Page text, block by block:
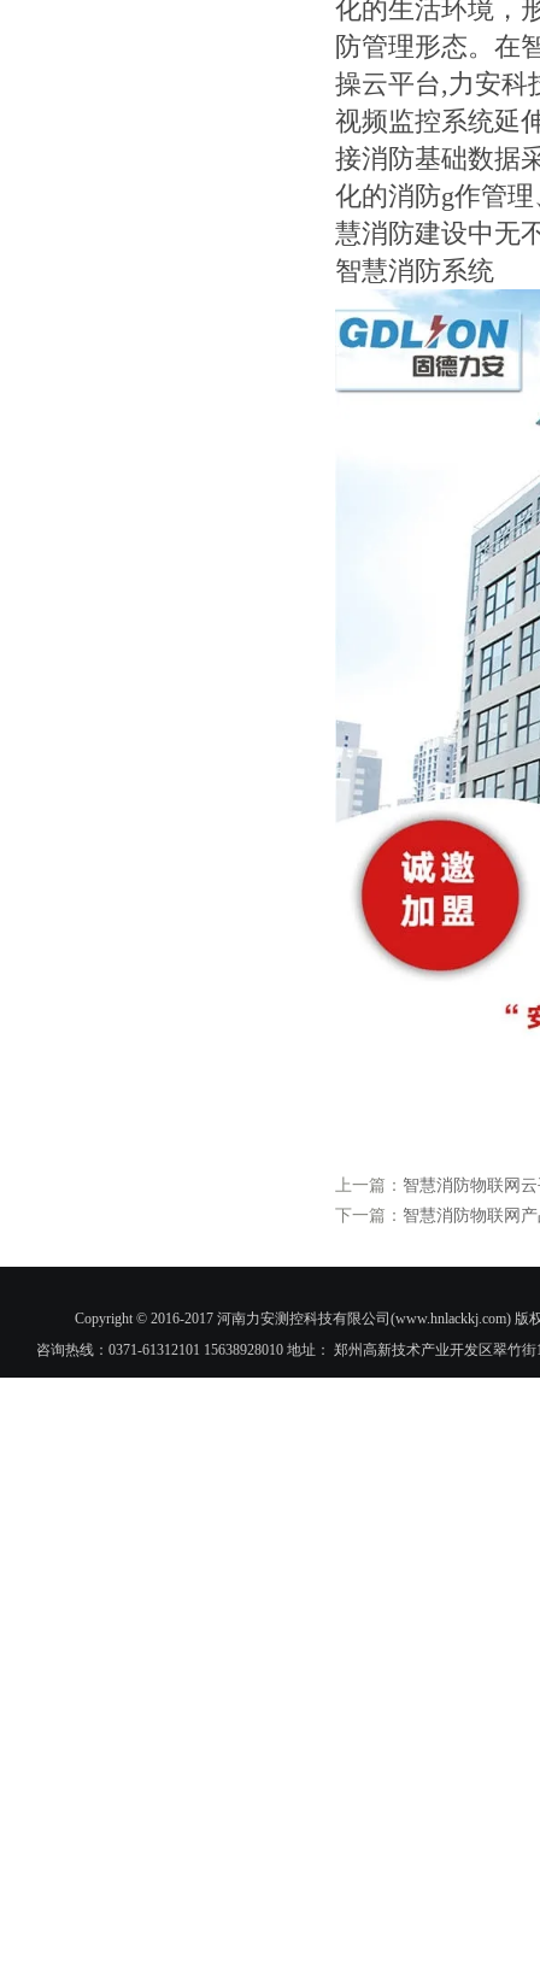
化的生活环境，
防管理形态。在
操云平台,力安科
视频监控系统延
接消防基础数据
化的消防g作管
慧消防建设中无
智慧消防系统
上一篇： 智慧消防物联网
下一篇： 智慧消防物联网
Copyright © 2016-2017 河南力安测控科技有限公司(www.hnlackkj.com)
咨询热线：0371-61312101 15638928010 地址： 郑州高新技术产业开发区翠竹